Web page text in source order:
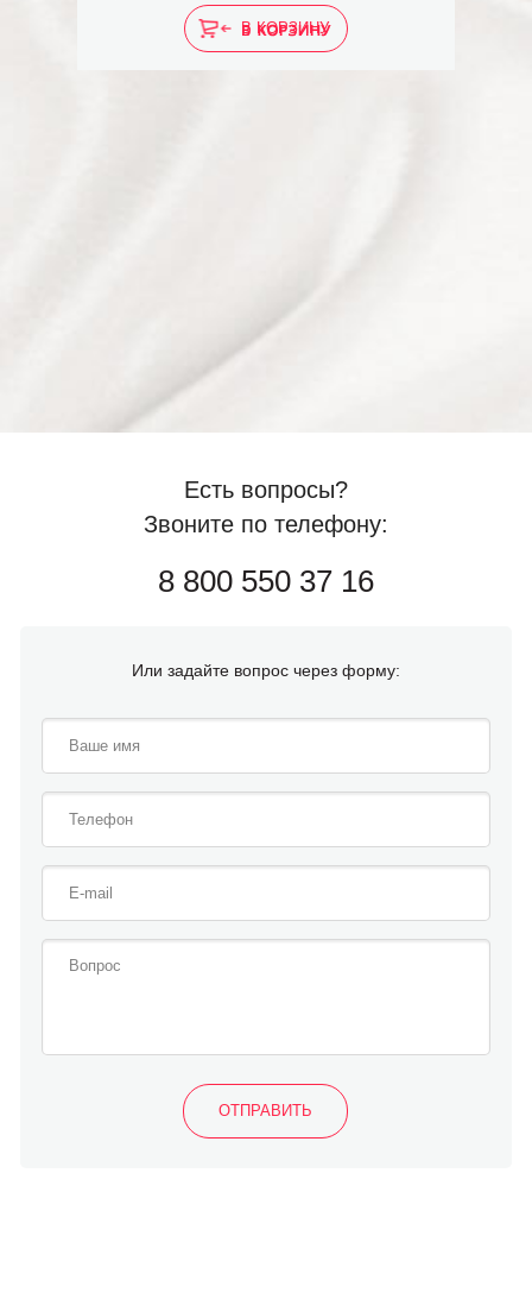
В КОРЗИНУ
Есть вопросы?
Звоните по телефону:
8 800 550 37 16
Или задайте вопрос через форму: